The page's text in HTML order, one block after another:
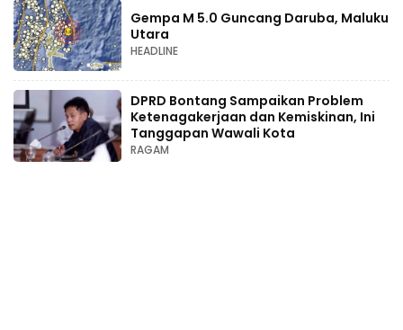
Gempa M 5.0 Guncang Daruba, Maluku
Utara
HEADLINE
DPRD Bontang Sampaikan Problem
Ketenagakerjaan dan Kemiskinan, Ini
Tanggapan Wawali Kota
RAGAM